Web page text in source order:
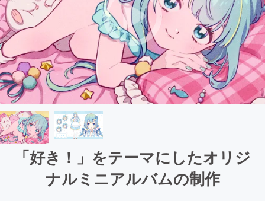
「好き！」をテーマにしたオリジ
ナルミニアルバムの制作